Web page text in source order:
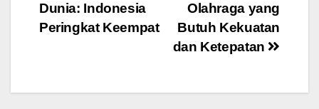
Olahraga yang
Butuh Kekuatan
dan Ketepatan
Dunia: Indonesia
Peringkat Keempat